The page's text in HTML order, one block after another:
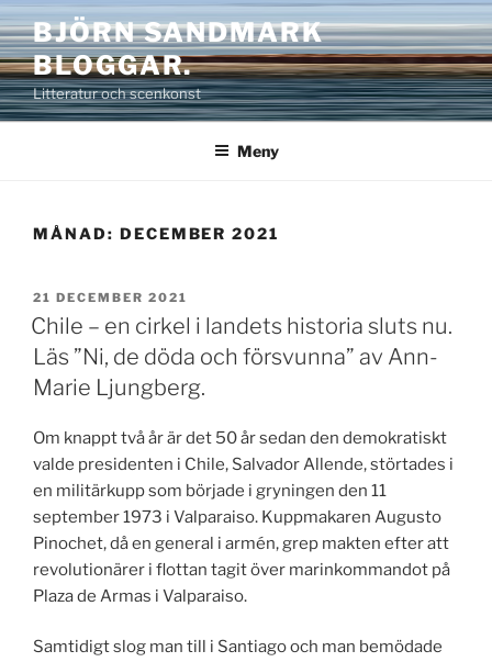
Hoppa
till
innehåll
BJÖRN SANDMARK
BLOGGAR.
Litteratur och scenkonst
Meny
MÅNAD: DECEMBER 2021
PUBLICERAT
21 DECEMBER 2021
Chile – en cirkel i landets historia sluts nu.
Läs ”Ni, de döda och försvunna” av Ann-
Marie Ljungberg.
Om knappt två år är det 50 år sedan den demokratiskt
valde presidenten i Chile, Salvador Allende, störtades i
en militärkupp som började i gryningen den 11
september 1973 i Valparaiso. Kuppmakaren Augusto
Pinochet, då en general i armén, grep makten efter att
revolutionärer i flottan tagit över marinkommandot på
Plaza de Armas i Valparaiso.
Samtidigt slog man till i Santiago och man bemödade